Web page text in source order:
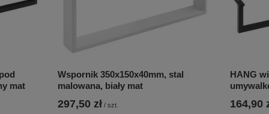
mat
Wspornik 350x150x40mm, stal
malowana, biały mat
297,50 zł / szt.
HANG
164,90